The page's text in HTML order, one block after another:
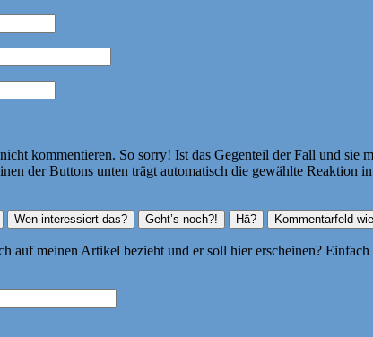
kommentieren. So sorry! Ist das Gegenteil der Fall und sie
der Buttons unten trägt automatisch die gewählte Reaktion
auf meinen Artikel bezieht und er soll hier erscheinen?